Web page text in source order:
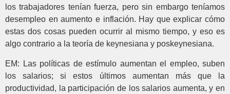
los trabajadores tenían fuerza, pero sin embargo teníamos
desempleo en aumento e inflación. Hay que explicar cómo
estas dos cosas pueden ocurrir al mismo tiempo, y eso es
algo contrario a la teoría de keynesiana y poskeynesiana.
EM: Las políticas de estímulo aumentan el empleo, suben
los salarios; si estos últimos aumentan más que la
productividad, la participación de los salarios aumenta, y en